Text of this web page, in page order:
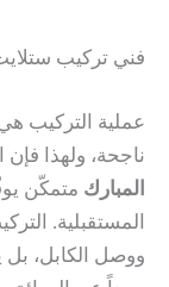
فني تركيب
عملية التركيب
ناجحة، ولهذا فإن
المبارك متمكّن
المستقبلية.
ووصل الكابل،